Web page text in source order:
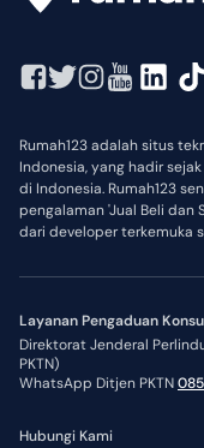
Rumah123 adalah situs
Indonesia, yang hadir
di Indonesia. Rumah123
pengalaman 'Jual Beli dan
dari developer terkemuka
Layanan Pengaduan
Direktorat Jenderal
PKTN)
WhatsApp Ditjen PKTN
Hubungi Kami